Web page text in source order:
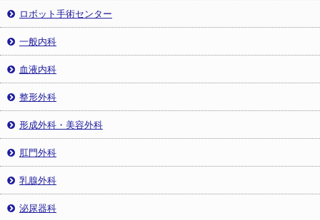
ロボット手術センター
一般内科
血液内科
整形外科
形成外科・美容外科
肛門外科
乳腺外科
泌尿器科